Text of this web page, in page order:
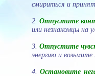
смириться и
2.Отпустите
или незнакомцы на
3. Отпустите
энергию и
4.Остановите